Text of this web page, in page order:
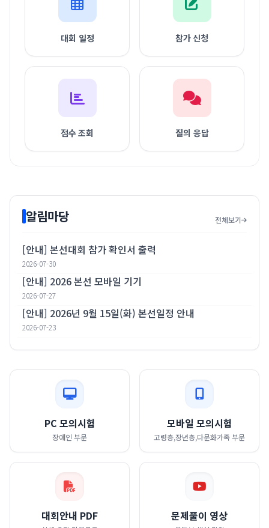
대회 일정 참가 신청
점수 조회 질의 응답
알림마당 전체보기
[안내] 본선대회 참가 확인서 출력
2026-07-30
[안내] 2026 본선 모바일 기기
2026-07-27
[안내] 2026년 9월 15일(화) 본선일정 안내
2026-07-23
PC 모의시험
장애인 부문
모바일 모의시험
고령층,장년층,다문화가족 부문
대회안내 PDF 문제풀이 영상